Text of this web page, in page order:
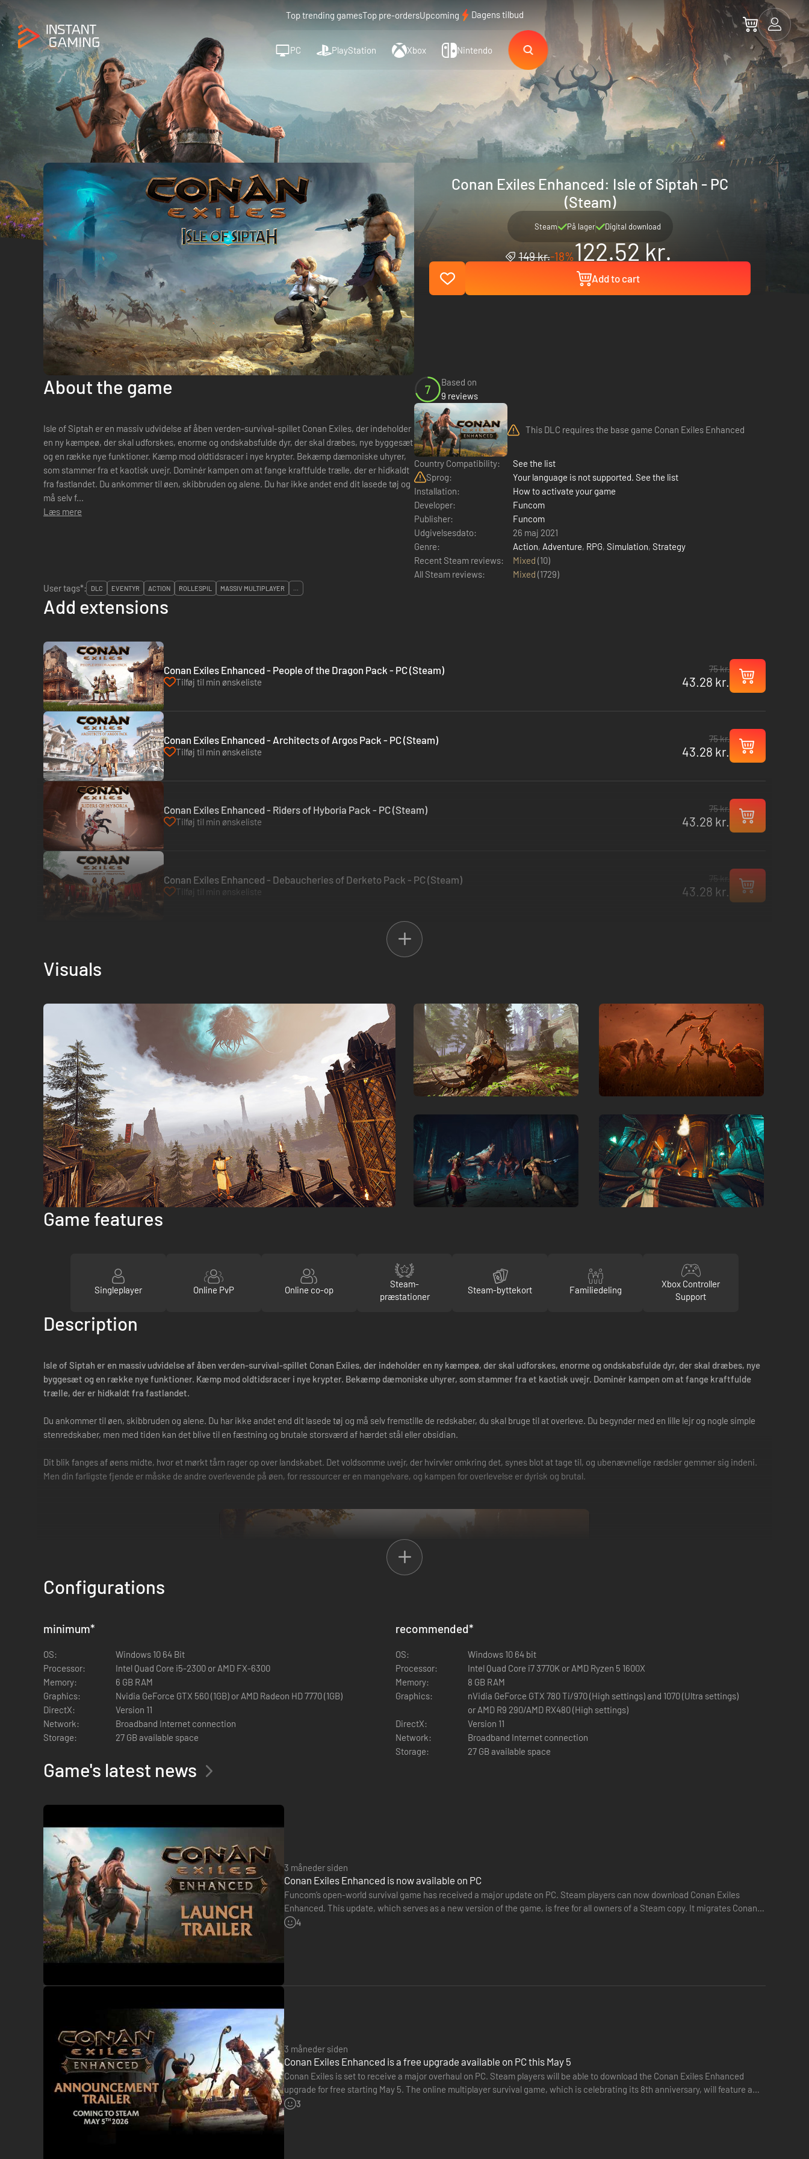
Top trending gamesTop pre-ordersUpcoming Dagens tilbud
PC PlayStation Xbox Nintendo
Conan Exiles Enhanced: Isle of Siptah - PC
(Steam)
Steam På lager Digital download
149 kr.-18%122.52 kr.
Add to cart
About the game
Isle of Siptah er en massiv udvidelse af åben verden-survival-spillet Conan Exiles, der indeholder
en ny kæmpeø, der skal udforskes, enorme og ondskabsfulde dyr, der skal dræbes, nye byggesæt
og en række nye funktioner. Kæmp mod oldtidsracer i nye krypter. Bekæmp dæmoniske uhyrer,
som stammer fra et kaotisk uvejr. Dominér kampen om at fange kraftfulde trælle, der er hidkaldt
fra fastlandet. Du ankommer til øen, skibbruden og alene. Du har ikke andet end dit lasede tøj og
må selv f...
Læs mere
7
Based on
9 reviews
This DLC requires the base game Conan Exiles Enhanced
Country Compatibility:
See the list
Sprog:
Your language is not supported. See the list
Installation:
How to activate your game
Developer:
Funcom
Publisher:
Funcom
Udgivelsesdato:
26 maj 2021
Genre:
Action, Adventure, RPG, Simulation, Strategy
Recent Steam reviews:
Mixed (10)
All Steam reviews:
Mixed (1729)
User tags*:
DLC EVENTYR ACTION ROLLESPIL MASSIV MULTIPLAYER ...
Add extensions
Conan Exiles Enhanced - People of the Dragon Pack - PC (Steam)
Tilføj til min ønskeliste
75 kr.
43.28 kr.
Conan Exiles Enhanced - Architects of Argos Pack - PC (Steam)
Tilføj til min ønskeliste
75 kr.
43.28 kr.
Conan Exiles Enhanced - Riders of Hyboria Pack - PC (Steam)
Tilføj til min ønskeliste
75 kr.
43.28 kr.
Conan Exiles Enhanced - Debaucheries of Derketo Pack - PC (Steam)
Tilføj til min ønskeliste 43.28 kr.
Visuals
Game features
Singleplayer Online PvP Online co-op
Steam-
præstationer
Steam-byttekort Familiedeling
Xbox Controller
Support
Description
Isle of Siptah er en massiv udvidelse af åben verden-survival-spillet Conan Exiles, der indeholder en ny kæmpeø, der skal udforskes, enorme og ondskabsfulde dyr, der skal dræbes, nye
byggesæt og en række nye funktioner. Kæmp mod oldtidsracer i nye krypter. Bekæmp dæmoniske uhyrer, som stammer fra et kaotisk uvejr. Dominér kampen om at fange kraftfulde
trælle, der er hidkaldt fra fastlandet.
Du ankommer til øen, skibbruden og alene. Du har ikke andet end dit lasede tøj og må selv fremstille de redskaber, du skal bruge til at overleve. Du begynder med en lille lejr og nogle simple
stenredskaber, men med tiden kan det blive til en fæstning og brutale storsværd af hærdet stål eller obsidian.
Dit blik fanges af øens midte, hvor et mørkt tårn rager op over landskabet. Det voldsomme uvejr, der hvirvler omkring det, synes blot at tage til, og ubenævnelige rædsler gemmer sig indeni.
Men din farligste fjende er måske de andre overlevende på øen, for ressourcer er en mangelvare, og kampen for overlevelse er dyrisk og brutal.
Få en hel ny oplevelse på den kæmpestore Isle of Siptah. Udforsk solrige strande, dækket af skibsvrag, tætbevoksede skove med høje redwood-træer, brede dale med antikke Acheronian-
ruiner, levn fra en Stygian-koloni, uhyggelige lejre overrendt af pirater og det ildevarslende Siptah-tårn i øens midte.
Udforsk oldtidens glemte hvælvinger, fyldt med spor efter oldtidsracerne fra en fjern fortid. Opdag skjulte gange, løs antikke gåder, og bekæmp fjender og dæmoner i dybet. Find værdifulde
skatte, og lær at mestre kraften fra oldtidsracerne.
Et kæmpemæssigt uvejr hvirvler omkring det mørke tårn på øens midte. Det får sine kræfter fra en ond magi og fremtryller skrækkelige monstre fra det ydre tomrum, som angriber enhver,
der vover at gå på opdagelse i det. Bekæmp disse rædsler for at få fingrene i en spritny ressource og unikke belønninger.
Configurations
minimum*
OS:
Windows 10 64 Bit
Processor:
Intel Quad Core i5-2300 or AMD FX-6300
Memory:
6 GB RAM
Graphics:
Nvidia GeForce GTX 560 (1GB) or AMD Radeon HD 7770 (1GB)
DirectX:
Version 11
Network:
Broadband Internet connection
Storage:
27 GB available space
recommended*
OS:
Windows 10 64 bit
Processor:
Intel Quad Core i7 3770K or AMD Ryzen 5 1600X
Memory:
8 GB RAM
Graphics:
nVidia GeForce GTX 780 Ti/970 (High settings) and 1070 (Ultra settings)
or AMD R9 290/AMD RX480 (High settings)
DirectX:
Version 11
Network:
Broadband Internet connection
Storage:
27 GB available space
Game's latest news
3 måneder siden
Conan Exiles Enhanced is now available on PC
Funcom’s open-world survival game has received a major update on PC. Steam players can now download Conan Exiles
Enhanced. This update, which serves as a new version of the game, is free for all owners of a Steam copy. It migrates Conan
Exiles to Unreal Engine 5 with improved environments, character…
4
3 måneder siden
Conan Exiles Enhanced is a free upgrade available on PC this May 5
Conan Exiles is set to receive a major overhaul on PC. Steam players will be able to download the Conan Exiles Enhanced
upgrade for free starting May 5. The online multiplayer survival game, which is celebrating its 8th anniversary, will feature a
modernized experience with improved graphics and optimized…
3